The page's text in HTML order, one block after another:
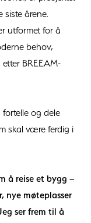
årene.
utformet for å
behov,
BREEAM-
og dele
skal være ferdig i
å reise et bygg –
nye møteplasser
ser frem til å